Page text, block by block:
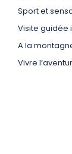
Sport et
Visite guidée
A la
Vivre